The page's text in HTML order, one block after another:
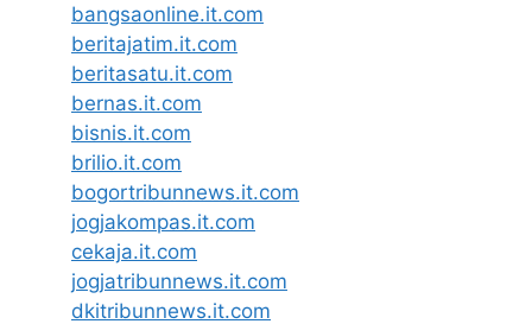
bangsaonline.it.com
beritajatim.it.com
beritasatu.it.com
bernas.it.com
bisnis.it.com
brilio.it.com
bogortribunnews.it.com
jogjakompas.it.com
cekaja.it.com
jogjatribunnews.it.com
dkitribunnews.it.com